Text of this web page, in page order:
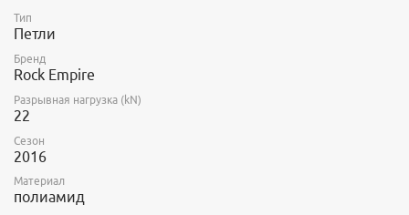
Тип
Петли
Бренд
Rock Empire
Разрывная нагрузка (kN)
22
Сезон
2016
Материал
полиамид